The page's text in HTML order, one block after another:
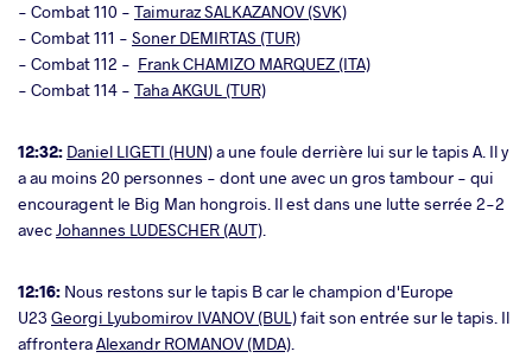
- Combat 110 - Taimuraz SALKAZANOV (SVK)
- Combat 111 - Soner DEMIRTAS (TUR)
- Combat 112 - Frank CHAMIZO MARQUEZ (ITA)
- Combat 114 - Taha AKGUL (TUR)
12:32: Daniel LIGETI (HUN)a une foule derrière lui sur le tapis A. Il y
a au moins 20 personnes - dont une avec un gros tambour - qui
encouragent le Big Man hongrois. Il est dans une lutte serrée 2-2
avecJohannes LUDESCHER (AUT).
12:16: Nous restons sur le tapis B car le champion d'Europe
U23 Georgi Lyubomirov IVANOV (BUL)fait son entrée sur le tapis. Il
affronteraAlexandr ROMANOV (MDA).